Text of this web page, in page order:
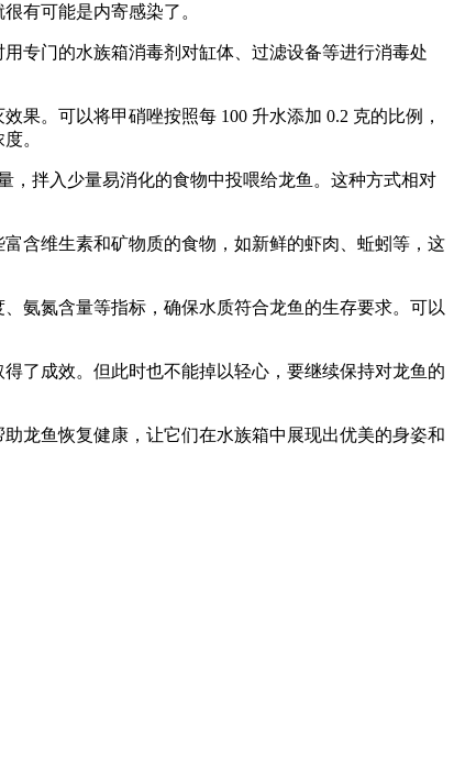
有可能是内寄感染了。
专门的水族箱消毒剂对缸体、过滤设备等进行消毒处
。可以将甲硝唑按照每 100 升水添加 0.2 克的比例，
。
，拌入少量易消化的食物中投喂给龙鱼。这种方式相对
含维生素和矿物质的食物，如新鲜的虾肉、蚯蚓等，这
氨氮含量等指标，确保水质符合龙鱼的生存要求。可以
了成效。但此时也不能掉以轻心，要继续保持对龙鱼的
龙鱼恢复健康，让它们在水族箱中展现出优美的身姿和